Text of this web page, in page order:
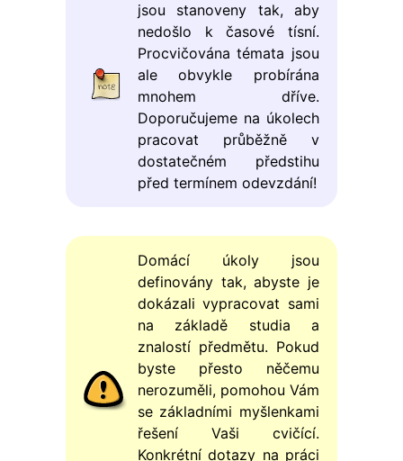
jsou stanoveny tak, aby
nedošlo k časové tísní.
Procvičována témata jsou
ale obvykle probírána
mnohem dříve.
Doporučujeme na úkolech
pracovat průběžně v
dostatečném předstihu
před termínem odevzdání!
Domácí úkoly jsou
definovány tak, abyste je
dokázali vypracovat sami
na základě studia a
znalostí předmětu. Pokud
byste přesto něčemu
nerozuměli, pomohou Vám
se základními myšlenkami
řešení Vaši cvičící.
Konkrétní dotazy na práci